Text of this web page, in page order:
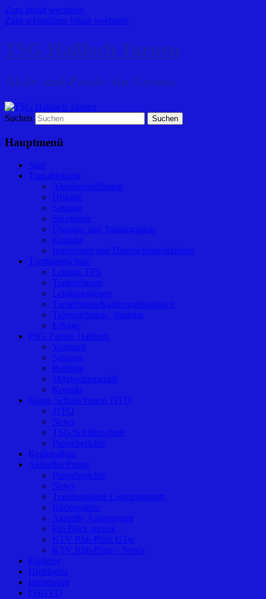
Zum Inhalt wechseln
Zum sekundären Inhalt wechseln
TSG Haßloch Turnen
Aktiv und Passiv ein Genuss
Suchen
Hauptmenü
Start
Turnabteilung
Abteilungsführung
Historie
Satzung
Sportstätte
Übungs- und Trainingsplan
Kontakt
Impressum und Datenschutzerklärung
Turntalentschule
Leitung TTS
Trainer/innen
Leistungsriegen
Turnerinnen/Kaderzugehörigkeit
Talentsichtung/ -findung
Erfolge
FöG Turnen Haßloch
Vorstand
Satzung
Beiträge
Mitgliederstatistik
Kontakt
Koop. Schule/Verein JTFO
JTFO
News
TSG/Schillerschule
Presseberichte
Regionalliga
Aktuelles/Presse
Presseberichte
News
Trainingspläne Leistungssport
Bildergalerie
Aktuelle Änderungen
Ein Blick zurück
KTV Rhh-Pfalz GTw
KTV Rhh-Pfalz – News
Förderer
Highlights
Impressum
DSGVO